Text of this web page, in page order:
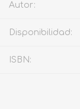
Autor:
Disponibilidad:
ISBN: